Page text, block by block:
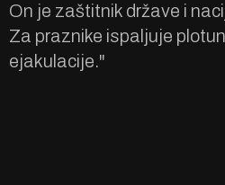
On je zaštitnik države i
Za praznike ispaljuje
ejakulacije."